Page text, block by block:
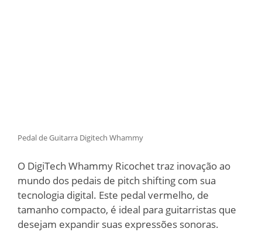
Pedal de Guitarra Digitech Whammy
O DigiTech Whammy Ricochet traz inovação ao
mundo dos pedais de pitch shifting com sua
tecnologia digital. Este pedal vermelho, de
tamanho compacto, é ideal para guitarristas que
desejam expandir suas expressões sonoras.